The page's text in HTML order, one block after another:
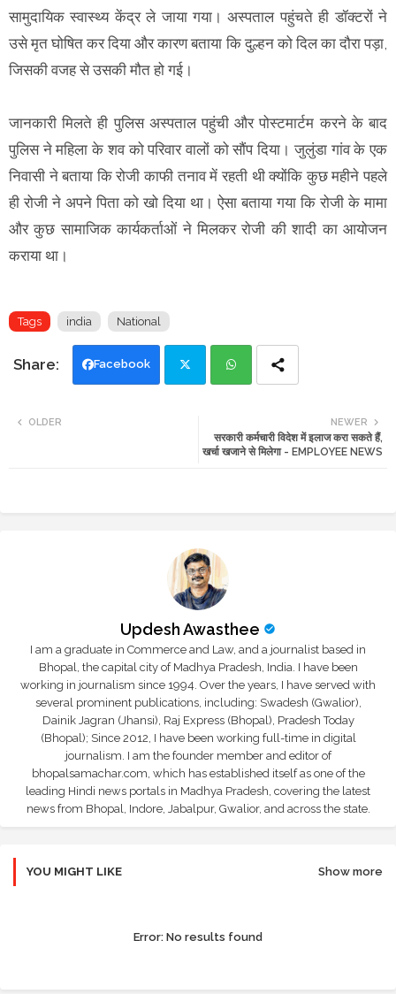
सामुदायिक स्वास्थ्य केंद्र ले जाया गया। अस्पताल पहुंचते ही डॉक्टरों ने
उसे मृत घोषित कर दिया और कारण बताया कि दुल्हन को दिल का दौरा पड़ा,
जिसकी वजह से उसकी मौत हो गई।
जानकारी मिलते ही पुलिस अस्पताल पहुंची और पोस्टमार्टम करने के बाद
पुलिस ने महिला के शव को परिवार वालों को सौंप दिया। जुलुंडा गांव के एक
निवासी ने बताया कि रोजी काफी तनाव में रहती थी क्योंकि कुछ महीने पहले
ही रोजी ने अपने पिता को खो दिया था। ऐसा बताया गया कि रोजी के मामा
और कुछ सामाजिक कार्यकर्ताओं ने मिलकर रोजी की शादी का आयोजन
कराया था।
Tags india National
Facebook
ats
NEWER
सरकारी कर्मचारी विदेश में इलाज करा सकते हैं,
खर्चा खजाने से मिलेगा - EMPLOYEE NEWS
OLDER
Updesh Awasthee
I am a graduate in Commerce and Law, and a journalist based in
Bhopal, the capital city of Madhya Pradesh, India. I have been
working in journalism since 1994. Over the years, I have served with
several prominent publications, including: Swadesh (Gwalior),
Dainik Jagran (Jhansi), Raj Express (Bhopal), Pradesh Today
(Bhopal); Since 2012, I have been working full-time in digital
journalism. I am the founder member and editor of
bhopalsamachar.com, which has established itself as one of the
leading Hindi news portals in Madhya Pradesh, covering the latest
news from Bhopal, Indore, Jabalpur, Gwalior, and across the state.
YOU MIGHT LIKE Show more
Error: No results found